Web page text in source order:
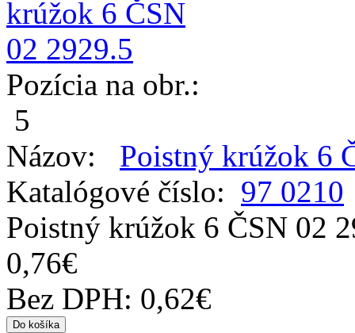
Pozícia na obr.:
5
Názov: Poistný krúžok 6
Katalógové číslo: 97 0210
Poistný krúžok 6 ČSN 02
0,76€
Bez DPH: 0,62€